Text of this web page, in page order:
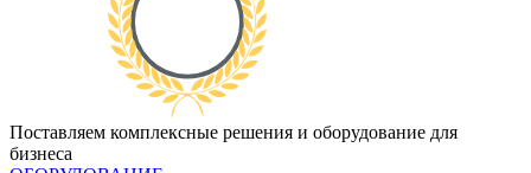
Поставляем комплексные решения и оборудование для
бизнеса